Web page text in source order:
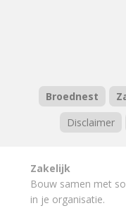
Broednest
Disclaimer
Zakelijk
Bouw samen met
in je organisatie.